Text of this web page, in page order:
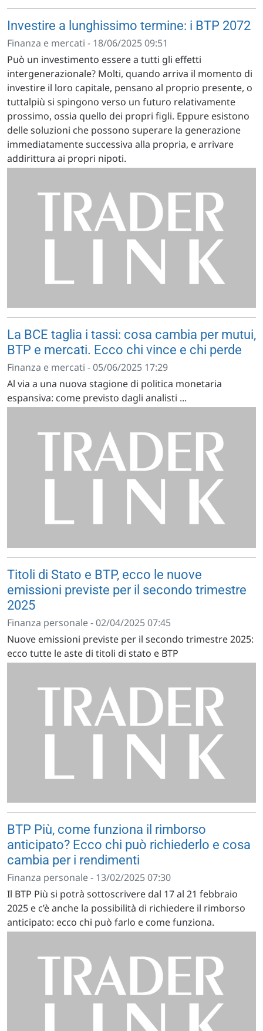
Investire a lunghissimo termine: i BTP 2072
Finanza e mercati - 18/06/2025 09:51
Può un investimento essere a tutti gli effetti
intergenerazionale? Molti, quando arriva il momento di
investire il loro capitale, pensano al proprio presente, o
tuttalpiù si spingono verso un futuro relativamente
prossimo, ossia quello dei propri figli. Eppure esistono
delle soluzioni che possono superare la generazione
immediatamente successiva alla propria, e arrivare
addirittura ai propri nipoti.
La BCE taglia i tassi: cosa cambia per mutui,
BTP e mercati. Ecco chi vince e chi perde
Finanza e mercati - 05/06/2025 17:29
Al via a una nuova stagione di politica monetaria
espansiva: come previsto dagli analisti ...
Titoli di Stato e BTP, ecco le nuove
emissioni previste per il secondo trimestre
2025
Finanza personale - 02/04/2025 07:45
Nuove emissioni previste per il secondo trimestre 2025:
ecco tutte le aste di titoli di stato e BTP
BTP Più, come funziona il rimborso
anticipato? Ecco chi può richiederlo e cosa
cambia per i rendimenti
Finanza personale - 13/02/2025 07:30
Il BTP Più si potrà sottoscrivere dal 17 al 21 febbraio
2025 e c’è anche la possibilità di richiedere il rimborso
anticipato: ecco chi può farlo e come funziona.